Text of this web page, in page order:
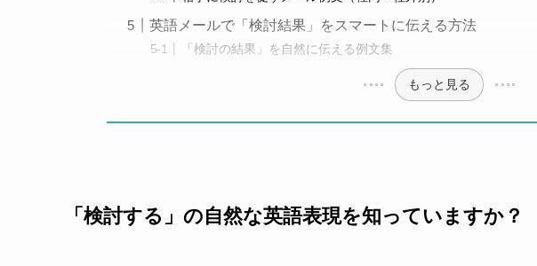
英語メールで「検討結果」をスマートに伝える方法
「検討の結果」を自然に伝える例文集
もっと見る
「検討する」の自然な英語表現を知っていますか？